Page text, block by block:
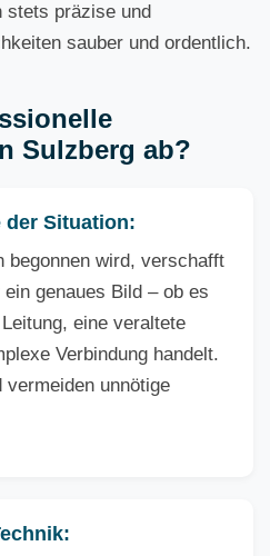
stets präzise und
sauber und ordentlich.
Sulzberg ab?
der Situation:
begonnen wird, verschafft
genaues Bild – ob es
eine veraltete
Verbindung handelt.
vermeiden unnötige